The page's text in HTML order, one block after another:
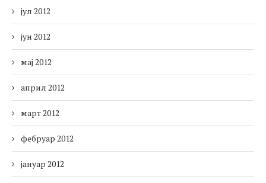
јул 2012
јун 2012
мај 2012
април 2012
март 2012
фебруар 2012
јануар 2012